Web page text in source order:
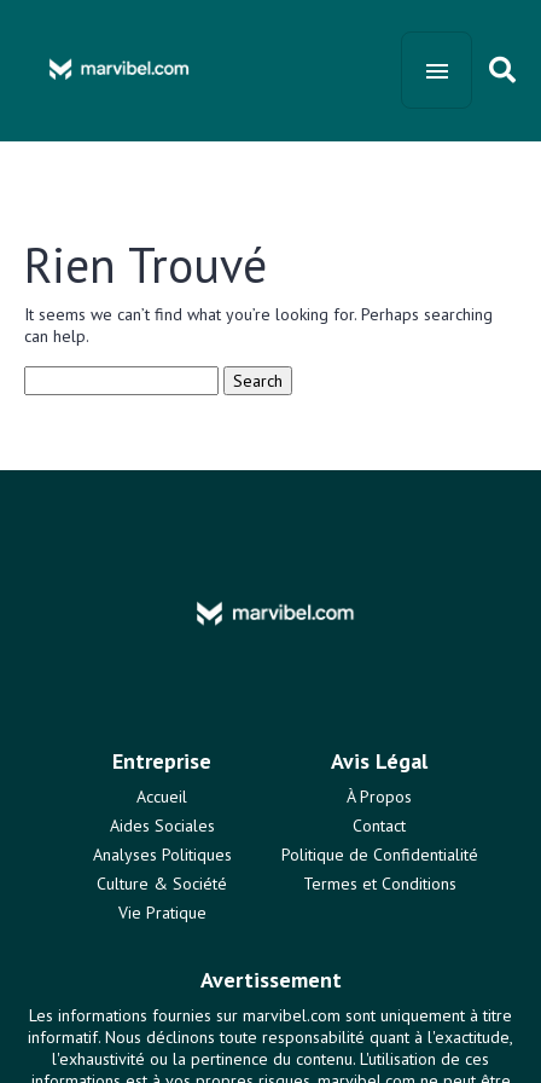
Rien Trouvé
It seems we can’t find what you’re looking for. Perhaps searching
can help.
Entreprise
Accueil
Aides Sociales
Analyses Politiques
Culture & Société
Vie Pratique
Avis Légal
À Propos
Contact
Politique de Confidentialité
Termes et Conditions
Avertissement
Les informations fournies sur marvibel.com sont uniquement à titre
informatif. Nous déclinons toute responsabilité quant à l'exactitude,
l'exhaustivité ou la pertinence du contenu. L'utilisation de ces